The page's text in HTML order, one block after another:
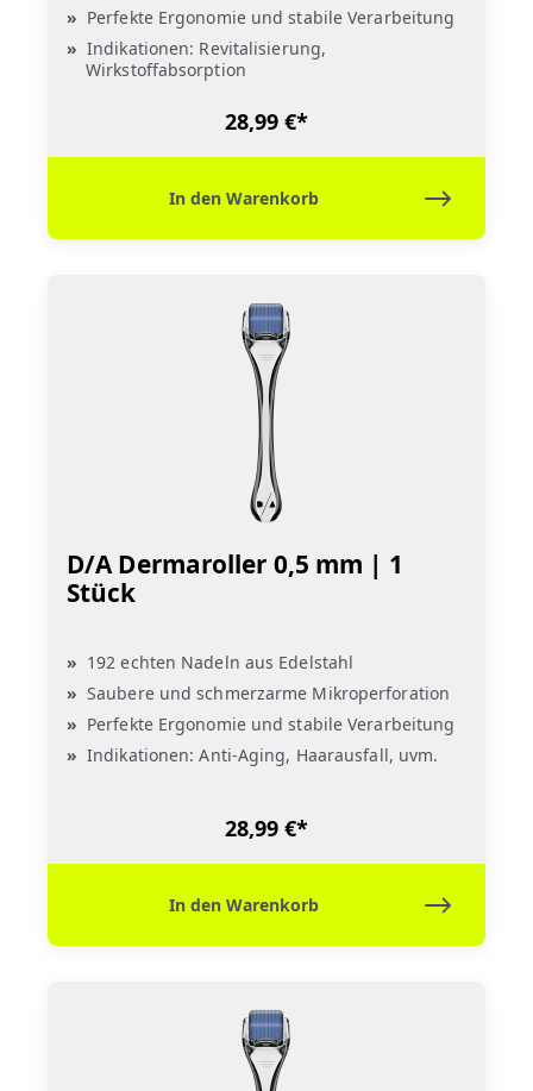
Perfekte Ergonomie und stabile Verarbeitung
Indikationen: Revitalisierung,
Wirkstoffabsorption
28,99 €*
In den Warenkorb
D/A Dermaroller 0,5 mm | 1
Stück
192 echten Nadeln aus Edelstahl
Saubere und schmerzarme Mikroperforation
Perfekte Ergonomie und stabile Verarbeitung
Indikationen: Anti-Aging, Haarausfall, uvm.
28,99 €*
In den Warenkorb